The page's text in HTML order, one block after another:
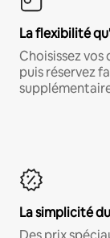
La flexibilité
Choisissez
puis réservez
La simplicité